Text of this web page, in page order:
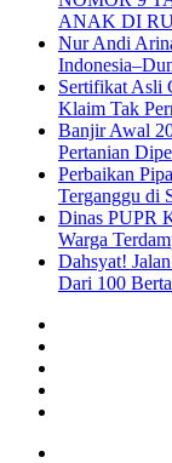
ANAK DI
Nur Andi
Sertifikat Asli
Klaim Tak
Banjir Awal
Pertanian
Perbaikan
Terganggu di
Dinas PUPR
Warga
Dahsyat!
Dari 100